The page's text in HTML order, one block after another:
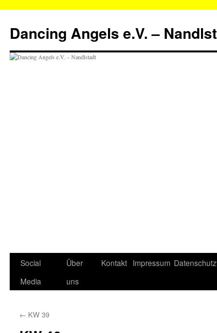
springen
Dancing Angels e.V. –
Social
Media
Über
uns
Kontakt Impressum
← KW 39